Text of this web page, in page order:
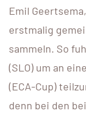
Emil
erstmalig
sammeln. So
(SLO) um an
(ECA-Cup)
denn bei den